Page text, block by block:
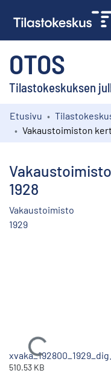
OTOS
Tilastokeskuksen
Kokoelmat
Etusivu
1928
Vakaustoimisto
1929
Ladataan...
510.53 KB